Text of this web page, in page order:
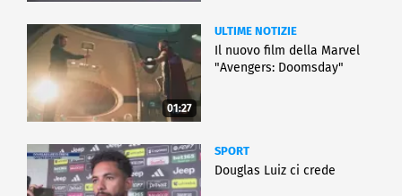
01:27
ULTIME NOTIZIE
Il nuovo film della Marvel
"Avengers: Doomsday"
SPORT
Douglas Luiz ci crede